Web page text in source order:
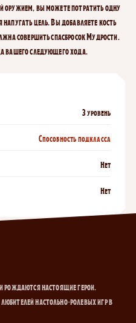
оружием, вы можете потратить одну
цель. Вы добавляете кость
совершить спасбросок Мудрости.
вашего следующего хода.
3 уровень
Способность подкласса
Нет
Нет
рождаются настоящие герои.
настольно-ролевых игр в